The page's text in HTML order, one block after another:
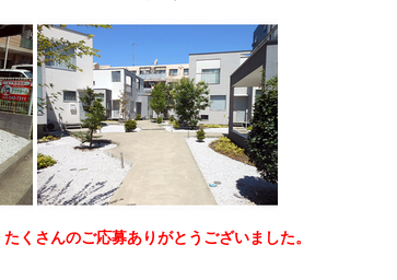
くさんのご応募ありがとうございました。